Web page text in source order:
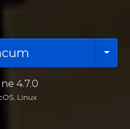
4.7.0
Linux